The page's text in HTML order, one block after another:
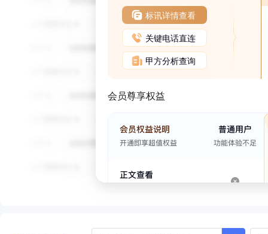
标讯详情查看
关键电话直连
甲方分析查询
会员尊享权益